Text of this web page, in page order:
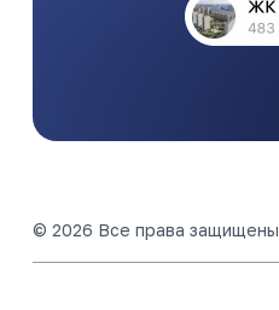
© 2026 Все права защищены